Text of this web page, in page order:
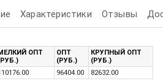
Характеристики Отзывы
ОПТ
ОПТ
(РУБ.)
КРУПНЫЙ ОПТ
(РУБ.)
96404.00 82632.00